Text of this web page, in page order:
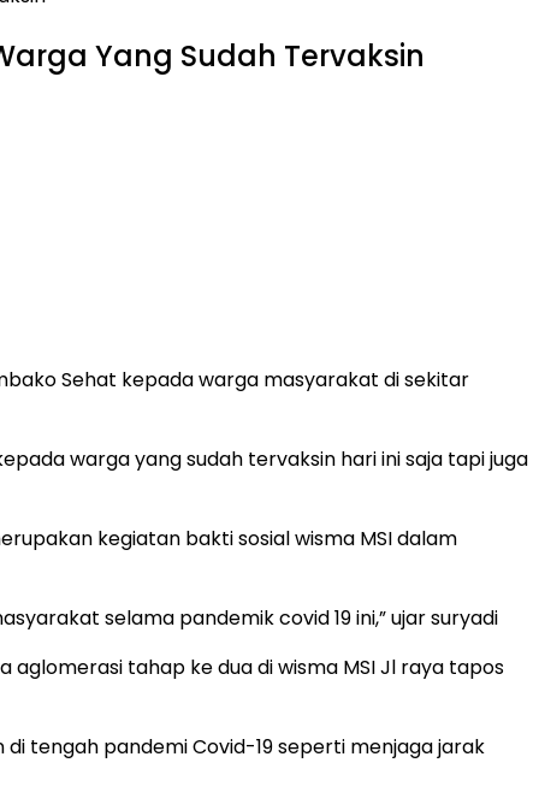
Yang Sudah Tervaksin
Sehat kepada warga masyarakat di sekitar
warga yang sudah tervaksin hari ini saja tapi juga
kegiatan bakti sosial wisma MSI dalam
selama pandemik covid 19 ini,” ujar suryadi
tahap ke dua di wisma MSI Jl raya tapos
tengah pandemi Covid-19 seperti menjaga jarak